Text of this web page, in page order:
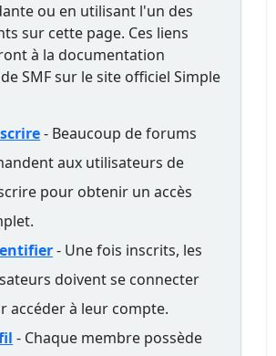
ou en utilisant l'un des
sur cette page. Ces liens
à la documentation
SMF sur le site officiel Simple
- Beaucoup de forums
aux utilisateurs de
pour obtenir un accès
- Une fois inscrits, les
doivent se connecter
accéder à leur compte.
- Chaque membre possède